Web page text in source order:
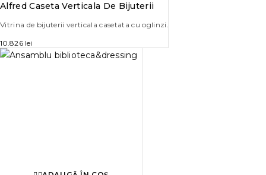
Alfred Caseta Verticala De Bijuterii
Vitrina de bijuterii verticala casetata cu oglinzi.
10.826 lei